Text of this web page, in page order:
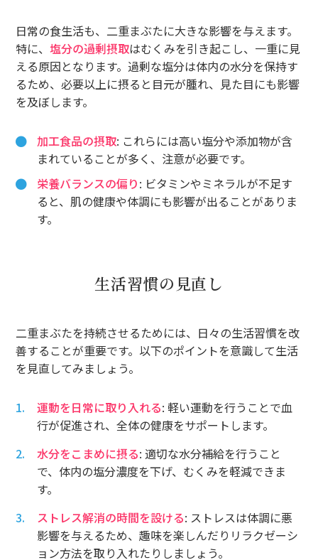
日常の食生活も、二重まぶたに大きな影響を与えます。
特に、塩分の過剰摂取はむくみを引き起こし、一重に見
える原因となります。過剰な塩分は体内の水分を保持す
るため、必要以上に摂ると目元が腫れ、見た目にも影響
を及ぼします。
加工食品の摂取: これらには高い塩分や添加物が含
まれていることが多く、注意が必要です。
栄養バランスの偏り: ビタミンやミネラルが不足す
ると、肌の健康や体調にも影響が出ることがありま
す。
生活習慣の見直し
二重まぶたを持続させるためには、日々の生活習慣を改
善することが重要です。以下のポイントを意識して生活
を見直してみましょう。
運動を日常に取り入れる: 軽い運動を行うことで血
行が促進され、全体の健康をサポートします。
水分をこまめに摂る: 適切な水分補給を行うこと
で、体内の塩分濃度を下げ、むくみを軽減できま
す。
ストレス解消の時間を設ける: ストレスは体調に悪
影響を与えるため、趣味を楽しんだりリラクゼーシ
ョン方法を取り入れたりしましょう。